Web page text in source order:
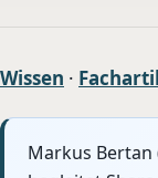
Wissen ·
Markus